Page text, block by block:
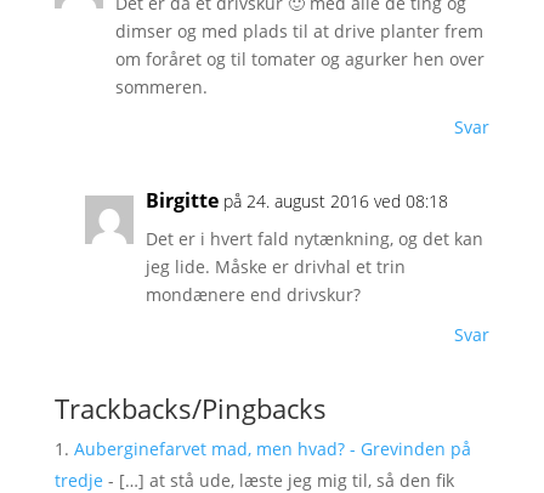
dimser og med plads til at drive planter frem
om foråret og til tomater og agurker hen over
sommeren.
Svar
Birgitte på 24. august 2016 ved 08:18
Det er i hvert fald nytænkning, og det kan
jeg lide. Måske er drivhal et trin
mondænere end drivskur?
Svar
Trackbacks/Pingbacks
Auberginefarvet mad, men hvad? - Grevinden på
tredje - […] at stå ude, læste jeg mig til, så den fik